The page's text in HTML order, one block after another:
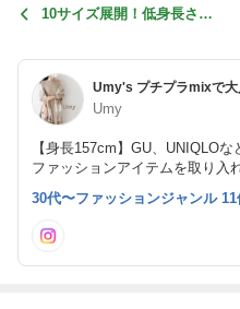
10サイズ展開！低身長さん
Umy
【身長157cm】GU、UNIQLO
ファッションアイテムを取り入
30代〜ファッションジャンル 11